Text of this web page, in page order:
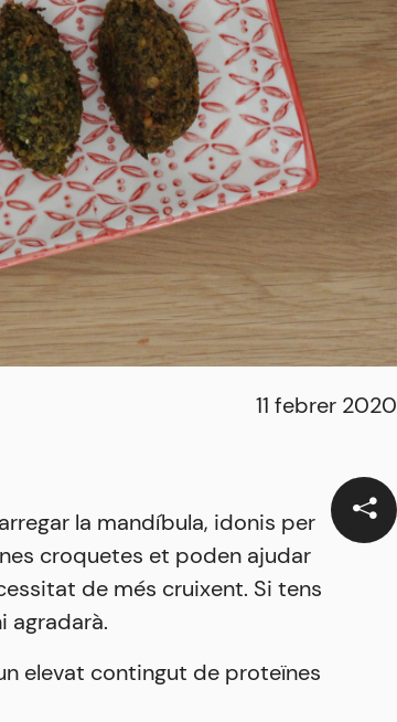
11 febrer 2020
la mandíbula, idonis per
croquetes et poden ajudar
de més cruixent. Si tens
agradarà.
elevat contingut de proteïnes